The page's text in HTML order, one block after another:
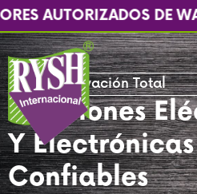
Ir
al
contenido
DE WAGO, FINDER Y
Innovación Total
Soluciones
Y Electrónicas
Confiables